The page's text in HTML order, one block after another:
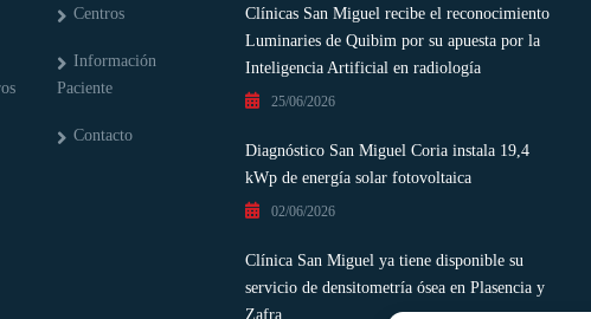
Centros
Información
Paciente
Contacto
Clínicas San Miguel recibe el reconocimiento
Luminaries de Quibim por su apuesta por la
Inteligencia Artificial en radiología
25/06/2026
Diagnóstico San Miguel Coria instala 19,4
kWp de energía solar fotovoltaica
02/06/2026
Clínica San Miguel ya tiene disponible su
servicio de densitometría ósea en Plasencia y
Zafra.